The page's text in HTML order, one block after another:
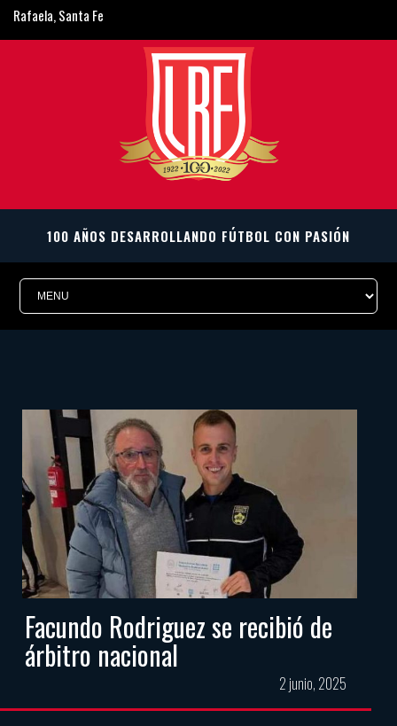
Rafaela, Santa Fe
ligarafaelina@gmail.com
Facundo Rodriguez se recibió de
árbitro nacional
2 junio, 2025